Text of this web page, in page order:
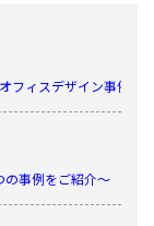
フィスデザイン事例
の事例をご紹介～